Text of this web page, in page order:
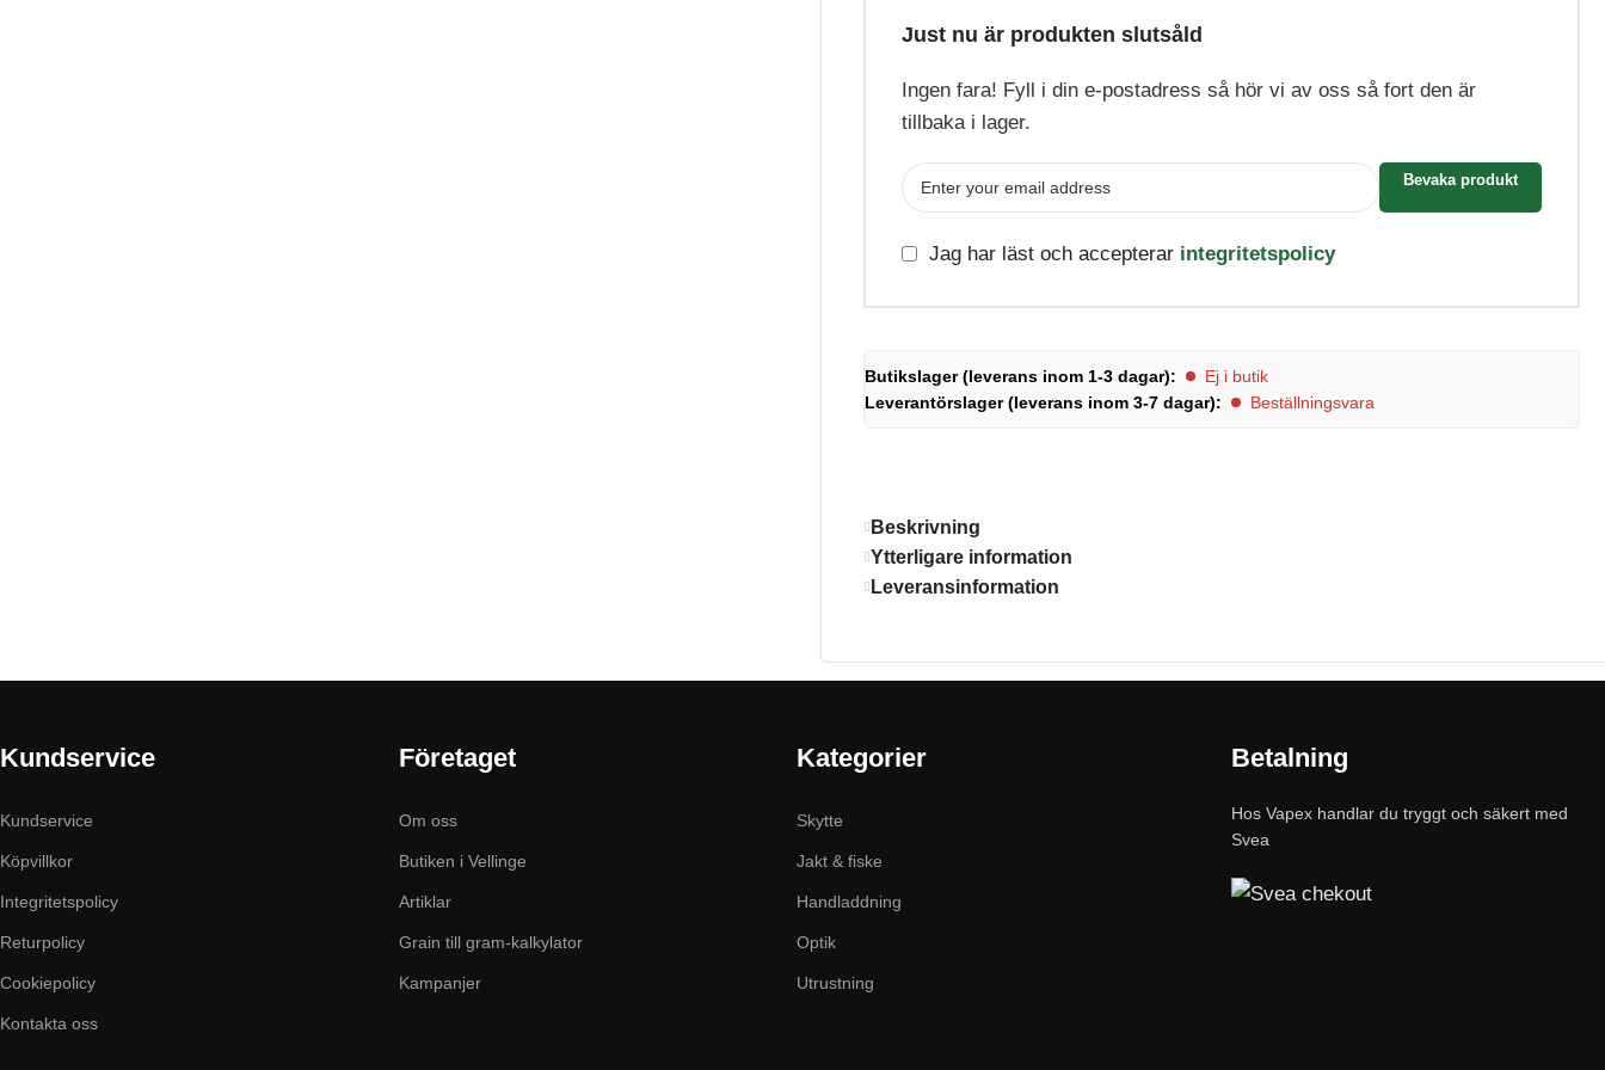
Just nu är produkten slutsåld
Ingen fara! Fyll i din e-postadress så hör vi av oss så fort den är
tillbaka i lager.
Bevaka produkt
Jag har läst och accepterar integritetspolicy
Butikslager (leverans inom 1-3 dagar):
Ej i butik
Leverantörslager (leverans inom 3-7 dagar):
Beställningsvara
Beskrivning
Ytterligare information
Leveransinformation
Kundservice
Kundservice
Köpvillkor
Integritetspolicy
Returpolicy
Cookiepolicy
Kontakta oss
Företaget
Om oss
Butiken i Vellinge
Artiklar
Grain till gram-kalkylator
Kampanjer
Kategorier
Skytte
Jakt & fiske
Handladdning
Optik
Utrustning
Betalning
Hos Vapex handlar du tryggt och säkert med
Svea